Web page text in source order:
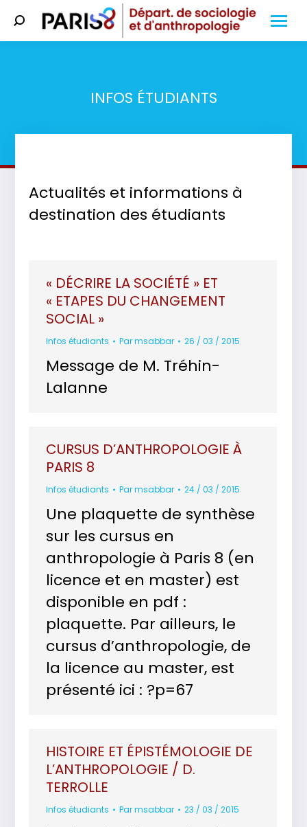
Search:
INFOS ÉTUDIANTS
Actualités et informations à
destination des étudiants
« DÉCRIRE LA SOCIÉTÉ » ET
« ETAPES DU CHANGEMENT
SOCIAL »
Infos étudiants Parmsabbar 26 / 03 / 2015
Message de M. Tréhin-
Lalanne
CURSUS D’ANTHROPOLOGIE À
PARIS 8
Infos étudiants Parmsabbar 24 / 03 / 2015
Une plaquette de synthèse
sur les cursus en
anthropologie à Paris 8 (en
licence et en master) est
disponible en pdf :
plaquette. Par ailleurs, le
cursus d’anthropologie, de
la licence au master, est
présenté ici : ?p=67
HISTOIRE ET ÉPISTÉMOLOGIE DE
L’ANTHROPOLOGIE / D.
TERROLLE
Infos étudiants Parmsabbar 23 / 03 / 2015